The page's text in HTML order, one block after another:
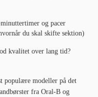
og pacer
du skal skifte sektion)
kvalitet over lang tid?
populære modeller på det
fra Oral-B og